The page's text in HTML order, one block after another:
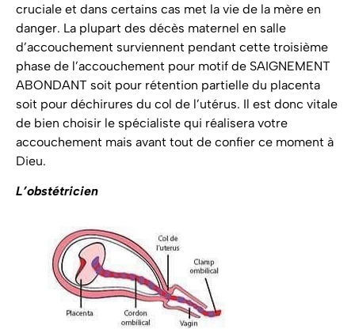
cruciale et dans certains cas met la vie de la mère en
danger. La plupart des décès maternel en salle
d’accouchement surviennent pendant cette troisième
phase de l’accouchement pour motif de SAIGNEMENT
ABONDANT soit pour rétention partielle du placenta
soit pour déchirures du col de l’utérus. Il est donc vitale
de bien choisir le spécialiste qui réalisera votre
accouchement mais avant tout de confier ce moment à
Dieu.
L’obstétricien